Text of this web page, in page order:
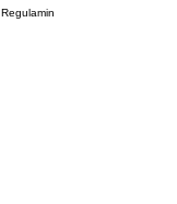
Regulamin